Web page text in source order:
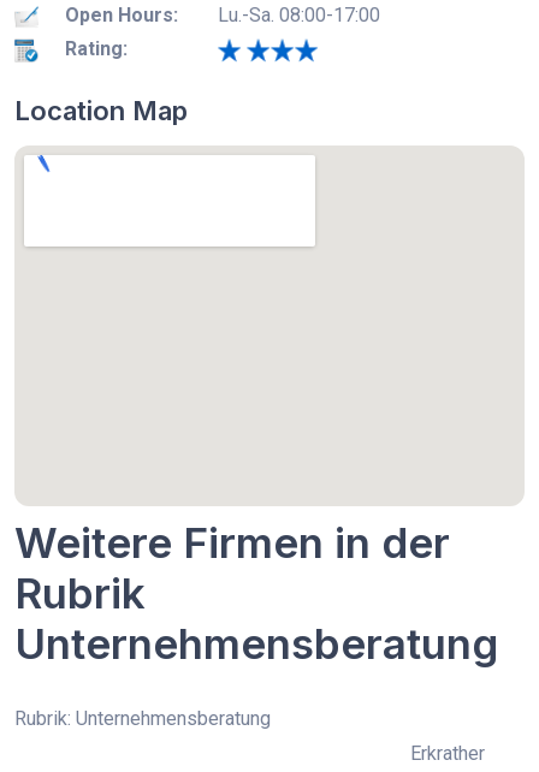
Open Hours:
Lu.-Sa. 08:00-17:00
Rating:
Location Map
Weitere Firmen in der
Rubrik
Unternehmensberatung
Rubrik: Unternehmensberatung
Erkrather